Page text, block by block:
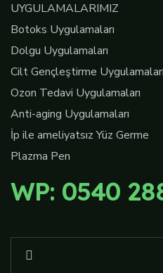
UYGULAMALARIMIZ
Botoks Uygulamaları
Dolgu Uygulamaları
Cilt Gençleştirme Uygulamaları
Ozon Tedavi Uygulamaları
Anti-aging Uygulamaları
İp ile ameliyatsız Yüz Germe
Plazma Pen
WP: 0540